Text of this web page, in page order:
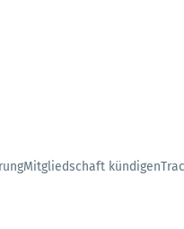
Mitgliedschaft kündigen